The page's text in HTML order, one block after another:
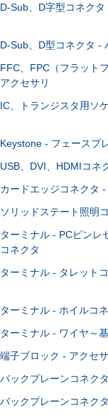
D-Sub、D字型コネクタ
D-Sub、D型コネクタ -
FFC、FPC（フラット
アクセサリ
IC、トランジスタ用ソ
Keystone - フェースプ
USB、DVI、HDMIコネ
カードエッジコネクタ -
ソリッドステート照明
ターミナル - PCピンレ
コネクタ
ターミナル - タレット
ターミナル - ホイルコ
ターミナル - ワイヤ～
端子ブロック - アクセ
バックプレーンコネク
バックプレーンコネク